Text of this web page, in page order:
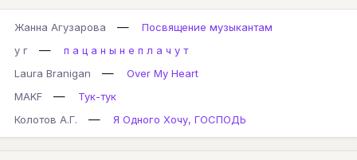
Жанна Агузарова —
Посвящение музыкантам
у г
—
п а ц а н ы н е п л а ч у т
Laura Branigan
—
Over My Heart
MAKF
—
Тук-тук
Колотов А.Г.
— Я Одного Хочу, ГОСПОДЬ